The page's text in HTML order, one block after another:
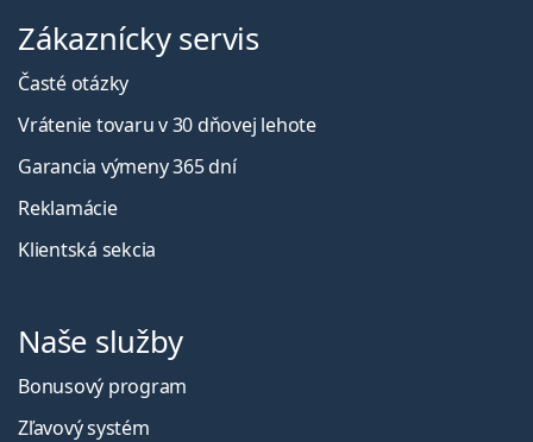
Zákaznícky servis
Časté otázky
Vrátenie tovaru v 30 dňovej lehote
Garancia výmeny 365 dní
Reklamácie
Klientská sekcia
Naše služby
Bonusový program
Zľavový systém